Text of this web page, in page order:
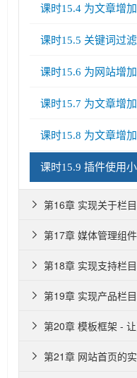
课时15.4 为文章增
课时15.5 关键词过
课时15.6 为网站增
课时15.7 为文章增
课时15.8 为文章增
课时15.9 插件使用
第16章 实现关于栏目

第17章 媒体管理组件

第18章 实现支持栏

第19章 实现产品栏

第20章 模板框架 -

第21章 网站首页的
